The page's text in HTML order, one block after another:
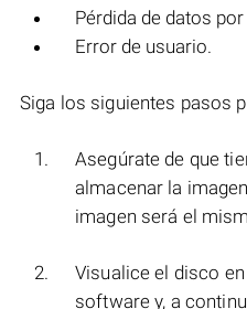
Pérdida de datos
Error de usuario.
Siga los siguientes pasos
Asegúrate de que
almacenar la
imagen será el
Visualice el disco
software y, a